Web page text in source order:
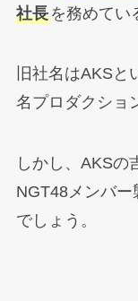
社長を務めてい
旧社名はAKS
名プロダクショ
しかし、AKSの
NGT48メンバー
でしょう。